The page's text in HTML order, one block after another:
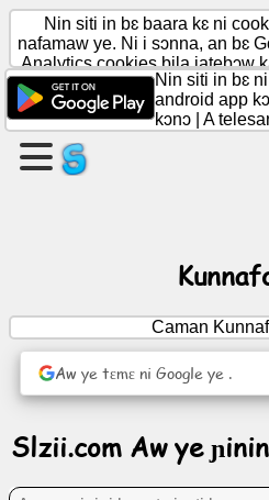
Aw
bɛ
ɲɛ
dɔ
Barokunw
(Agenda)
Nin siti in bɛ baara kɛ ni
nafamaw ye. Ni i sɔnna, an bɛ
Analytics cookies bila jatebɔw
Nin siti in bɛ
android app
kɔnɔ
A
Caman
Aw ye tɛmɛ ni Google ye .
Slzii.com Aw ye